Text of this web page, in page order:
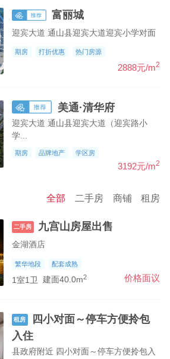
富丽城
迎宾大道 通山县迎宾大道迎宾小学对面
期房 打折优惠 热门房源
2888元/m2
美通·清华府
迎宾大道 通山县迎宾大道（迎宾路小
学...
期房 品牌地产 学区房
3192元/m2
全部 二手房 商铺 租房
二手房 九宫山房屋出售
金湖酒店
繁华地段 配套成熟
1室1卫 建面40.0m2 价格面议
租房
入住
县政府附近 四小对面～停车方便拎包入